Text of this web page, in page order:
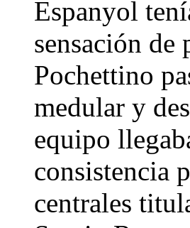
Espanyol
sensación
Pochettino
medular y
equipo
consistencia
centrales